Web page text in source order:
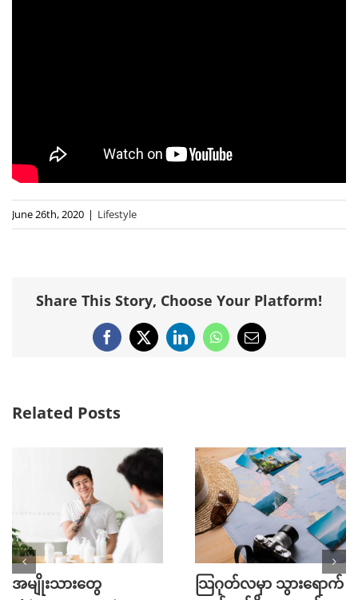
June 26th, 2020 | Lifestyle
Share This Story, Choose Your Platform!
Facebook
X LinkedInWhatsApp
Email
Related Posts
အမျိုးသားတွေ
သြဂုတ်လမှာ သွားရောက်